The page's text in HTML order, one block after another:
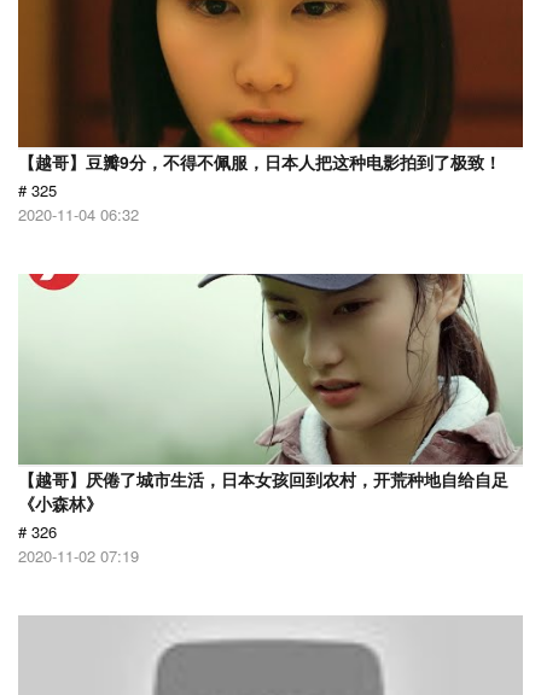
【越哥】豆瓣9分，不得不佩服，日本人把这种电影拍到了极致！
# 325
2020-11-04 06:32
【越哥】厌倦了城市生活，日本女孩回到农村，开荒种地自给自足
《小森林》
# 326
2020-11-02 07:19